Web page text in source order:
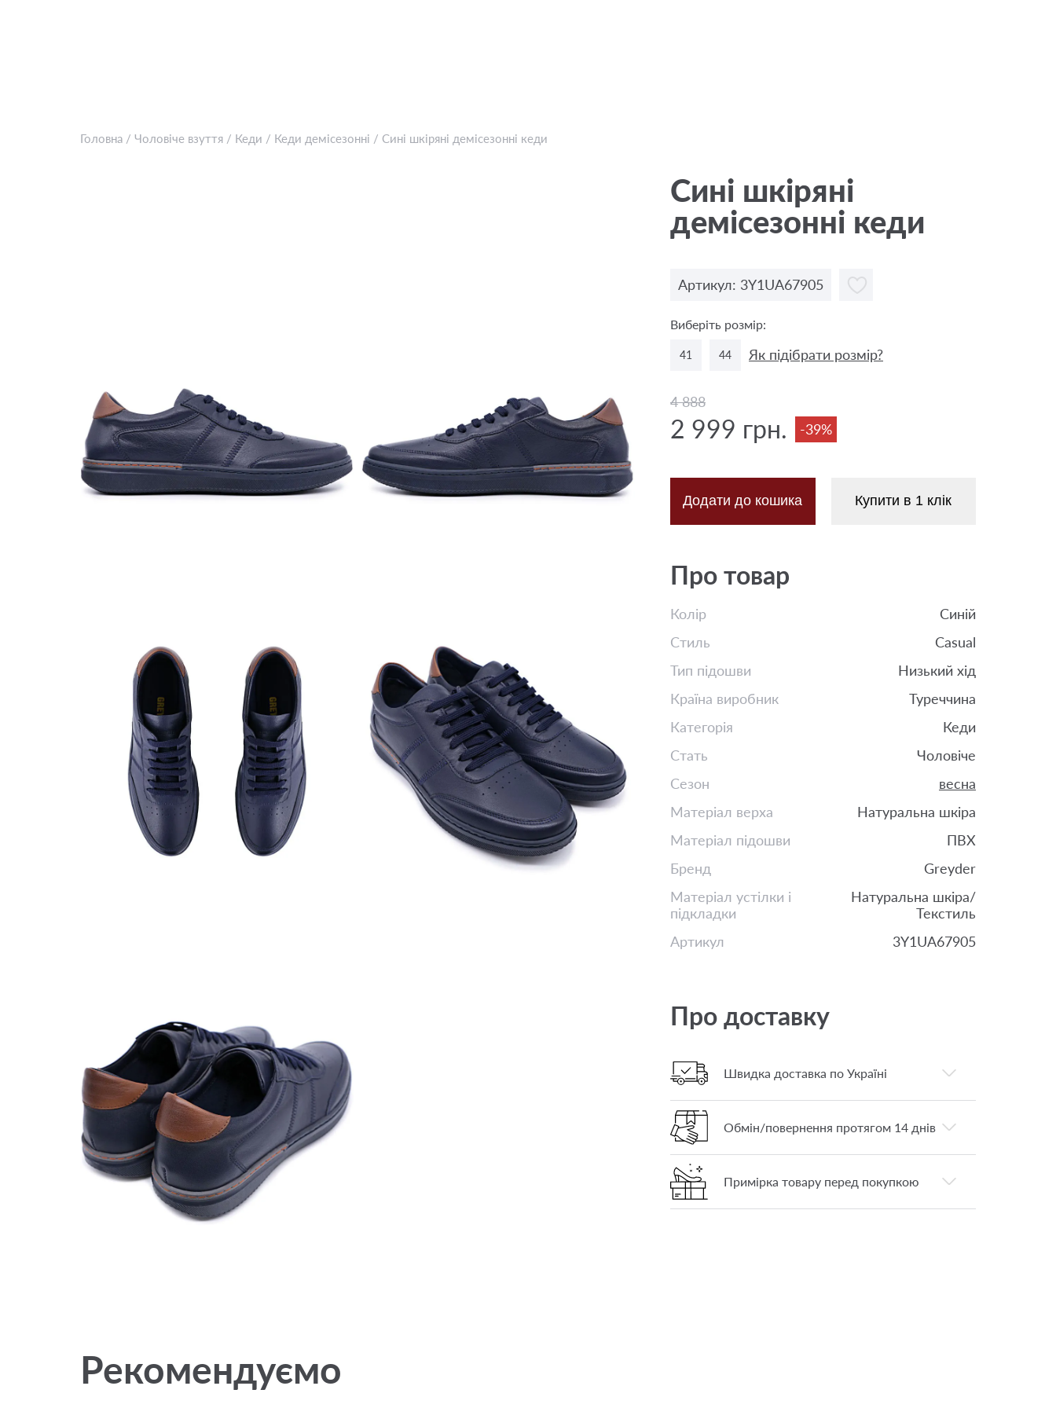
Головна / Чоловіче взуття / Кеди / Кеди демісезонні / Сині шкіряні демісезонні кеди
Сині шкіряні
демісезонні кеди
Артикул: 3Y1UA67905
Виберіть розмір:
41 44 Як підібрати розмір?
4 888
2 999 грн. -39%
Додати до кошика Купити в 1 клік
Про товар
Колір
Синій
Стиль
Casual
Тип підошви
Низький хід
Країна виробник
Туреччина
Категорія
Кеди
Стать
Чоловіче
Сезон
весна
Матеріал верха
Натуральна шкіра
Матеріал підошви
ПВХ
Бренд
Greyder
Матеріал устілки і
підкладки
Натуральна шкіра/
Текстиль
Артикул
3Y1UA67905
Про доставку
Швидка доставка по Україні
Обмін/повернення протягом 14 днів
Примірка товару перед покупкою
Рекомендуємо